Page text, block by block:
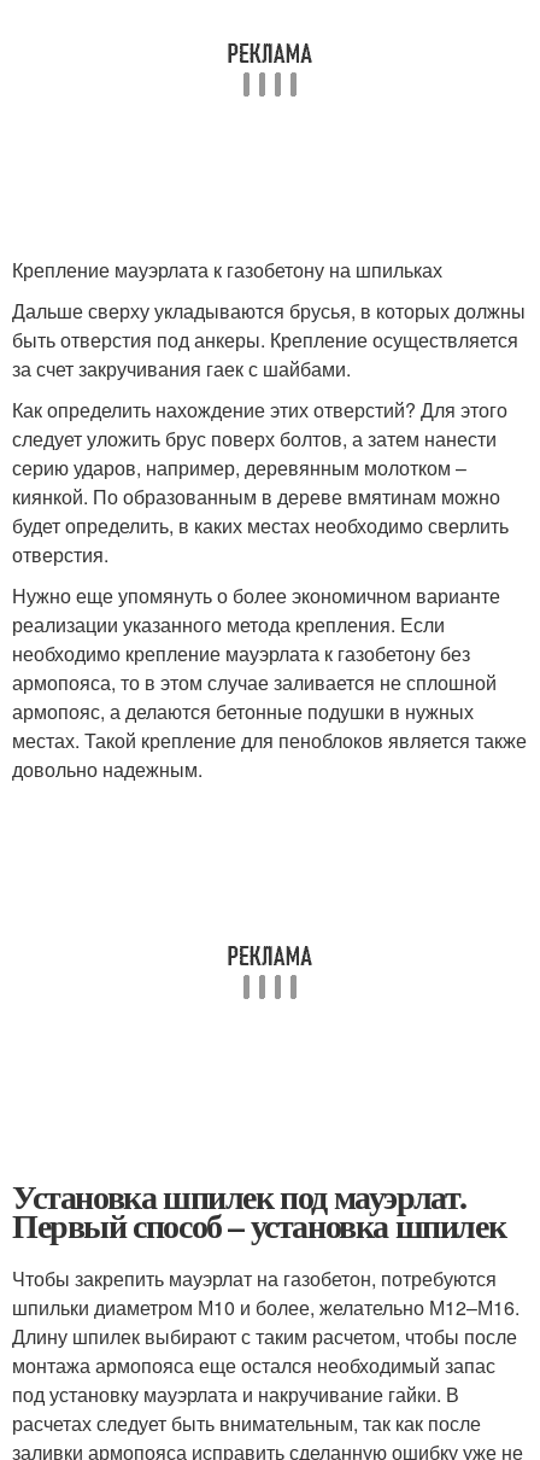
Крепление мауэрлата к газобетону на шпильках
Дальше сверху укладываются брусья, в которых должны
быть отверстия под анкеры. Крепление осуществляется
за счет закручивания гаек с шайбами.
Как определить нахождение этих отверстий? Для этого
следует уложить брус поверх болтов, а затем нанести
серию ударов, например, деревянным молотком –
киянкой. По образованным в дереве вмятинам можно
будет определить, в каких местах необходимо сверлить
отверстия.
Нужно еще упомянуть о более экономичном варианте
реализации указанного метода крепления. Если
необходимо крепление мауэрлата к газобетону без
армопояса, то в этом случае заливается не сплошной
армопояс, а делаются бетонные подушки в нужных
местах. Такой крепление для пеноблоков является также
довольно надежным.
Установка шпилек под мауэрлат.
Первый способ – установка шпилек
Чтобы закрепить мауэрлат на газобетон, потребуются
шпильки диаметром М10 и более, желательно М12–М16.
Длину шпилек выбирают с таким расчетом, чтобы после
монтажа армопояса еще остался необходимый запас
под установку мауэрлата и накручивание гайки. В
расчетах следует быть внимательным, так как после
заливки армопояса исправить сделанную ошибку уже не